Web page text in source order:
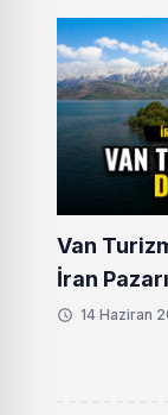
Van
İran
14 Haziran